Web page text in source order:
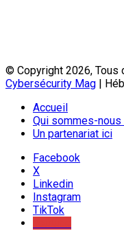
© Copyright 2026,
Cybersécurity Mag |
Accueil
Qui sommes-nous
Un partenariat ici
Facebook
X
Linkedin
Instagram
TikTok